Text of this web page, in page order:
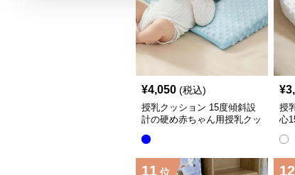
¥4,050 (税込)
授乳クッション 15度傾斜設
計の硬め赤ちゃん用授乳クッ
¥
授
心
11 位 12